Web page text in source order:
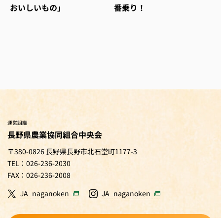
おいしいもの」
番乗り！
運営組織
長野県農業協同組合中央会
〒380-0826 長野県長野市北石堂町1177-3
TEL：026-236-2030
FAX：026-236-2008
JA_naganoken
JA_naganoken